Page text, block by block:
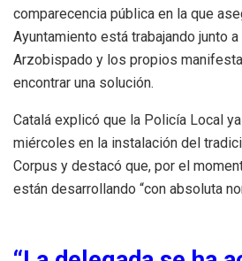
comparecencia pública en la que
Ayuntamiento está trabajando junto
Arzobispado y los propios
encontrar una solución.
Catalá explicó que la Policía Local
miércoles en la instalación del
Corpus y destacó que, por el
están desarrollando “con absoluta